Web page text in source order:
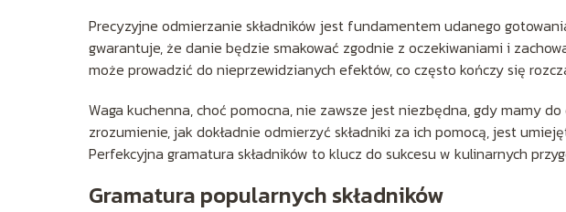
Precyzyjne odmierzanie składników jest fundamentem udanego
gwarantuje, że danie będzie smakować zgodnie z oczekiwaniami i
może prowadzić do nieprzewidzianych efektów, co często kończy się
Waga kuchenna, choć pomocna, nie zawsze jest niezbędna, gdy mamy do
zrozumienie, jak dokładnie odmierzyć składniki za ich pomocą, jest
Perfekcyjna gramatura składników to klucz do sukcesu w kulinarnych
Gramatura popularnych składników